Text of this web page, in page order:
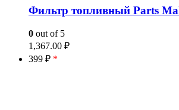
Фильтр топливный Parts
0 out of 5
1,367.00 ₽
399 ₽ *